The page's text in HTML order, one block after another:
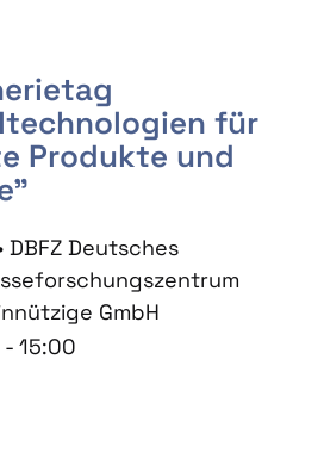
für
Produkte und
DBFZ Deutsches
GmbH
15:00